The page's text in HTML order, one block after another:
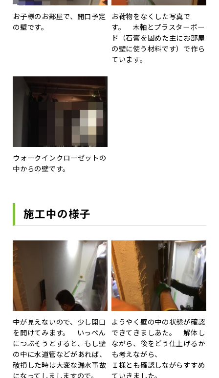
お子様のお部屋で、開口予定
の壁です。
お荷物をなくした写真で
す。 木軸とプラスターボー
ド（石膏を固めた主にお部屋
の壁に使う材料です）で作ら
ています。
ウォークインクローゼットの
中からの壁です。
施工中の様子
中が見えないので、少し開口
を開けてみます。 いっぺん
につぶそうとすると、もし壁
の中に水道管などがあれば、
破損した時は大変な漏水事故
になってしましますので。
ようやく壁の中の状態が確認
できてきましあた。 解体し
ながら、後をどう仕上げるか
も考えながら、
Ｉ様とも確認しながらすすめ
ていきました。